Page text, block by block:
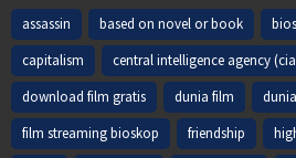
assassin based on novel or book
capitalism
central intelligence agency
download film gratis
dunia film
film streaming bioskop
friendship